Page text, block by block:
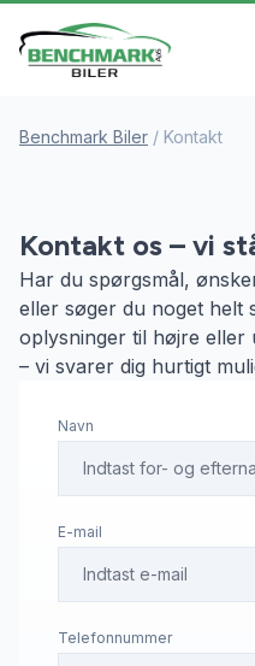
Benchmark Biler / Kontakt
Kontakt os – vi
Har du spørgsmål,
eller søger du noget helt
oplysninger til højre
– vi svarer dig hurtigt
Navn
E-mail
Telefonnummer